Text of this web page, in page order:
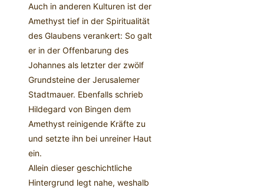
Auch in anderen Kulturen ist der
Amethyst tief in der Spiritualität
des Glaubens verankert: So galt
er in der Offenbarung des
Johannes als letzter der zwölf
Grundsteine der Jerusalemer
Stadtmauer. Ebenfalls schrieb
Hildegard von Bingen dem
Amethyst reinigende Kräfte zu
und setzte ihn bei unreiner Haut
ein.
Allein dieser geschichtliche
Hintergrund legt nahe, weshalb